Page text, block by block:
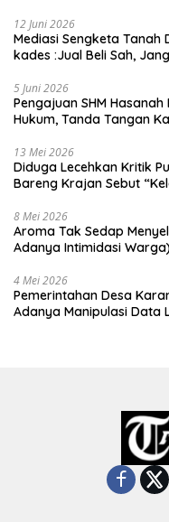
12 Juni 2026
Mediasi Sengketa Tanah
kades :Jual Beli Sah,
5 Juni 2026
Pengajuan SHM
Hukum, Tanda Tangan
13 Mei 2026
Diduga Lecehkan Kritik
Bareng Krajan Sebut
8 Mei 2026
Aroma Tak Sedap
Adanya Intimidasi
4 Mei 2026
Pemerintahan Desa
Adanya Manipulasi Data